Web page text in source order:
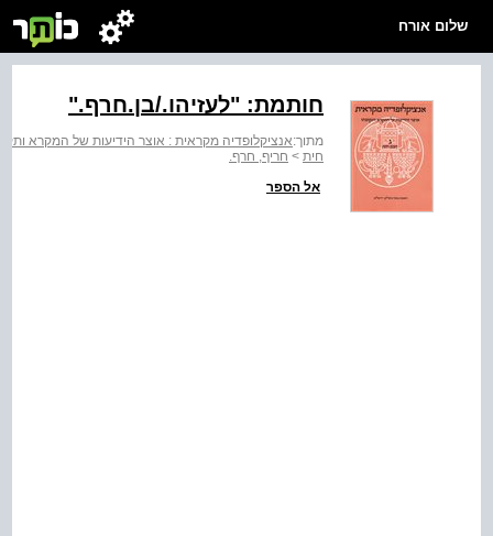
שלום אורח
חותמת: "לעזיהו‭/.‬בן.חרף‭".‬
מתוך:אנציקלופדיה מקראית : אוצר הידיעות של המקרא
חית > חריף, חרף.
אל הספר